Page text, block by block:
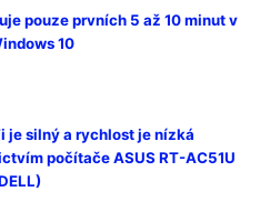
pouze prvních 5 až 10 minut v
10
je silný a rychlost je nízká
počítače ASUS RT-AC51U